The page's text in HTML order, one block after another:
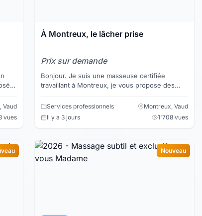
Vaud
vues
À Montreux, le lâcher prise
Prix sur demande
Bonjour. Je suis une masseuse certifiée
travaillant à Montreux, je vous propose des
aux huiles et mass...
Services professionnels
Montreux, Vaud
Il y a 3 jours
1'708 vues
Nouveau